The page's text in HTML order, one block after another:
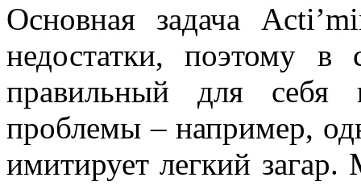
Основная задача
недостатки, поэтому в
правильный для себя
проблемы – например,
имитирует легкий